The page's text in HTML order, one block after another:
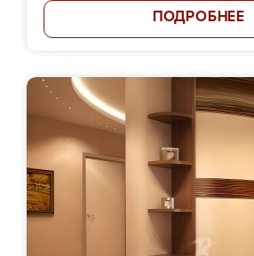
ПОДРОБНЕЕ